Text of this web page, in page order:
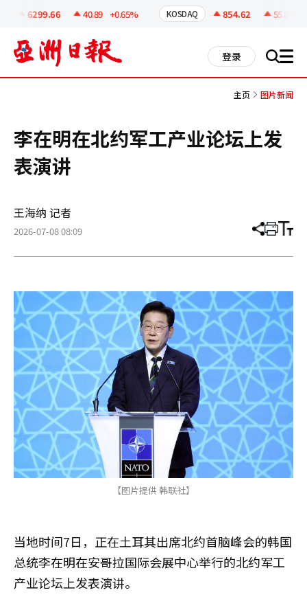
6299.66 40.89 +0.65% KOSDAQ 854.62 55.81
登录 搜 all
主页 图片新闻
李在明在北约军工产业论坛上发
表演讲
王海纳 记者
2026-07-08 08:09 分
章
打 调
小
【图片提供 韩联社】
当地时间7日，正在土耳其出席北约首脑峰会的韩国
总统李在明在安哥拉国际会展中心举行的北约军工
产业论坛上发表演讲。